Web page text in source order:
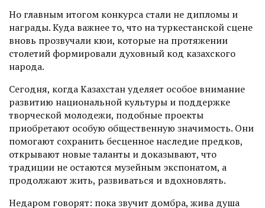
Но главным итогом конкурса стали не дипломы и
награды. Куда важнее то, что на туркестанской сцене
вновь прозвучали кюи, которые на протяжении
столетий формировали духовный код казахского
народа.
Сегодня, когда Казахстан уделяет особое внимание
развитию национальной культуры и поддержке
творческой молодежи, подобные проекты
приобретают особую общественную значимость. Они
помогают сохранить бесценное наследие предков,
открывают­ новые таланты и доказывают, что
традиции не остаются музейным экс­понатом, а
продолжают жить, развиваться и вдохновлять.
Недаром говорят: пока звучит домбра, жива душа